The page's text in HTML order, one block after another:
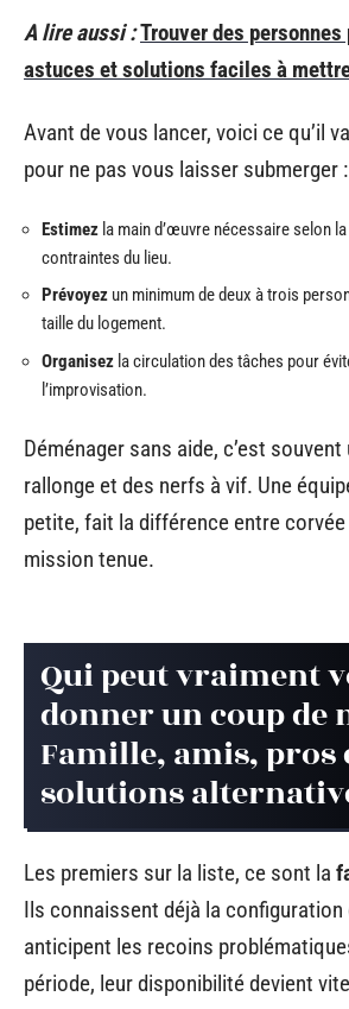
A lire aussi :Trouver des
astuces et solutions faciles à
Avant de vous lancer, voici ce qu’il
pour ne pas vous laisser submerger :
Estimez la main d’œuvre nécessaire selon
contraintes du lieu.
Prévoyez un minimum de deux à trois
taille du logement.
Organisez la circulation des tâches pour
l’improvisation.
Déménager sans aide, c’est souvent
rallonge et des nerfs à vif. Une
petite, fait la différence entre
mission tenue.
Qui peut vraiment
donner un coup de
Famille, amis, pros
solutions
Les premiers sur la liste, ce sont la
Ils connaissent déjà la configuration
anticipent les recoins
période, leur disponibilité devient